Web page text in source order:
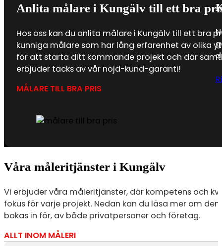
Anlita målare i Kungälv till ett bra
Hos oss kan du anlita målare i Kungälv till ett bra
kunniga målare som har lång erfarenhet av olika
för att starta ditt kommande projekt och där
erbjuder täcks av vår nöjd-kund-garanti!
MÅLARE TILL BRA PRIS
Våra måleritjänster i Kungälv
Vi erbjuder våra måleritjänster, där kompetens och
fokus för varje projekt. Nedan kan du läsa mer om
bokas in för, av både privatpersoner och företag.
ALLT INOM MÅLERI